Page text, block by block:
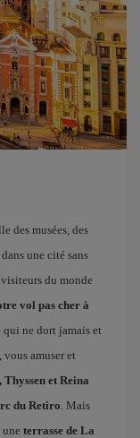
des musées, des
une cité sans
du monde
vol pas cher à
ne dort jamais et
amuser et
Thyssen et Reina
du Retiro. Mais
terrasse de La